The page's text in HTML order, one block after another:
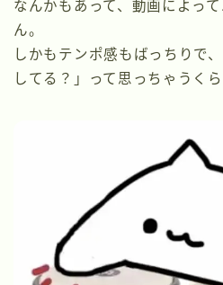
なんかもあって、動画によっ
ん。
しかもテンポ感もばっちりで
してる？」って思っちゃうく